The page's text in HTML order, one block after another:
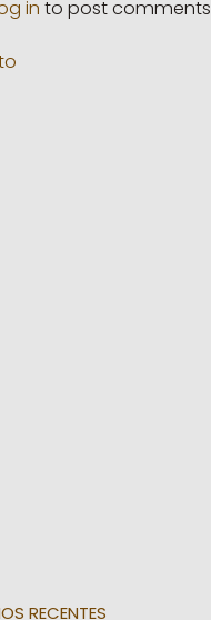
in to post comments
RECENTES